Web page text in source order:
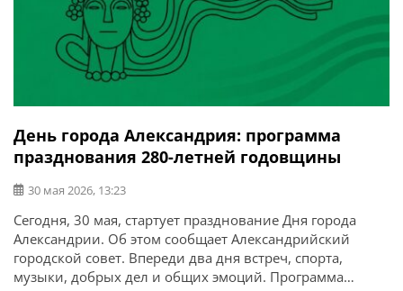
День города Александрия: программа
празднования 280-летней годовщины
30 мая 2026, 13:23
Сегодня, 30 мая, стартует празднование Дня города
Александрии. Об этом сообщает Александрийский
городской совет. Впереди два дня встреч, спорта,
музыки, добрых дел и общих эмоций. Программа